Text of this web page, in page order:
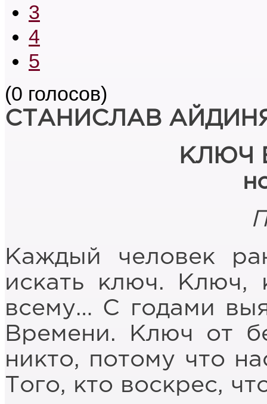
3
4
5
(0 голосов)
СТАНИСЛАВ
КЛЮЧ
Каждый человек
искать ключ. Ключ,
всему… С годами
Времени. Ключ от
никто, потому что
Того, кто воскрес,